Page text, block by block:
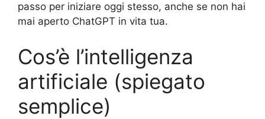
passo per iniziare oggi stesso, anche se non hai
mai aperto ChatGPT in vita tua.
Cos’è l’intelligenza
artificiale (spiegato
semplice)